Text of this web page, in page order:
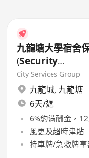
九龍塘大學宿舍
(Security
Supervisor/
工作
City Services Group
九龍城, 九龍塘
6天/週
6%約滿酬金，
風更及超時津貼
持車牌/急救牌享